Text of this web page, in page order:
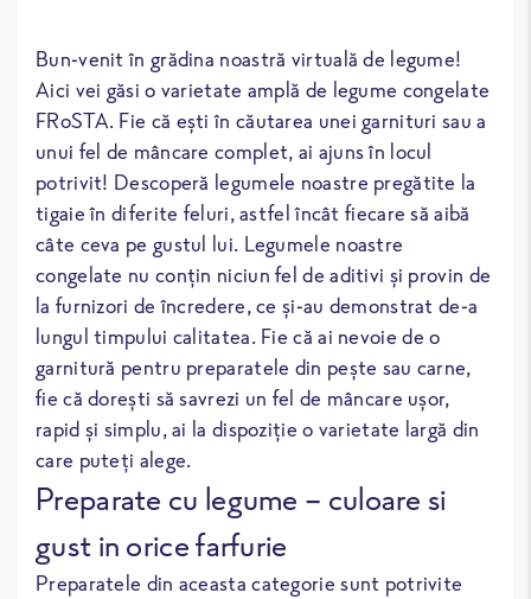
Bun-venit în grădina noastră virtuală de legume!
Aici vei găsi o varietate amplă de legume congelate
FRoSTA. Fie că ești în căutarea unei garnituri sau a
unui fel de mâncare complet, ai ajuns în locul
potrivit! Descoperă legumele noastre pregătite la
tigaie în diferite feluri, astfel încât fiecare să aibă
câte ceva pe gustul lui. Legumele noastre
congelate nu conțin niciun fel de aditivi și provin de
la furnizori de încredere, ce și-au demonstrat de-a
lungul timpului calitatea. Fie că ai nevoie de o
garnitură pentru preparatele din pește sau carne,
fie că dorești să savrezi un fel de mâncare ușor,
rapid și simplu, ai la dispoziție o varietate largă din
care puteți alege.
Preparate cu legume – culoare si
gust in orice farfurie
Preparatele din aceasta categorie sunt potrivite